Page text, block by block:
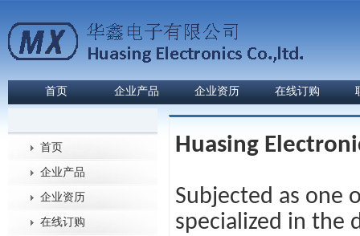
首页 企业产品 企业资历 在线订购
首页
企业产品
企业资历
在线订购
Huasing
Subjected as one
specialized in the